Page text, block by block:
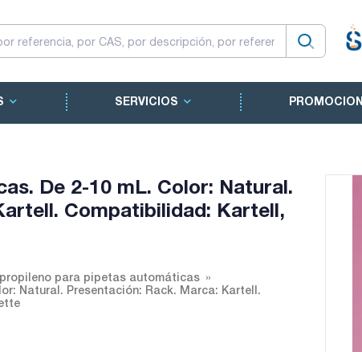
SERVICIOS
De 2-10 mL. Color: Natural.
Compatibilidad: Kartell,
para pipetas automáticas
Natural. Presentación: Rack. Marca: Kartell.